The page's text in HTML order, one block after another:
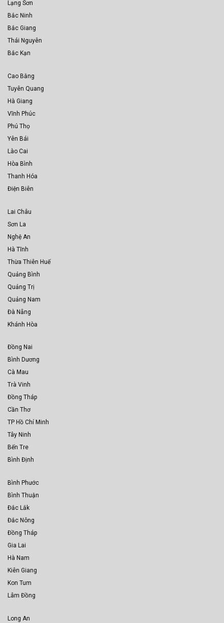
Lạng Sơn
Bắc Ninh
Bắc Giang
Thái Nguyên
Bắc Kạn
Cao Bằng
Tuyên Quang
Hà Giang
Vĩnh Phúc
Phú Thọ
Yên Bái
Lào Cai
Hòa Bình
Thanh Hóa
Điện Biên
Lai Châu
Sơn La
Nghệ An
Hà Tĩnh
Thừa Thiên Huế
Quảng Bình
Quảng Trị
Quảng Nam
Đà Nẵng
Khánh Hòa
Đồng Nai
Bình Dương
Cà Mau
Trà Vinh
Đồng Tháp
Cần Thơ
TP Hồ Chí Minh
Tây Ninh
Bến Tre
Bình Định
Bình Phước
Bình Thuận
Đắc Lắk
Đắc Nông
Đồng Tháp
Gia Lai
Hà Nam
Kiên Giang
Kon Tum
Lâm Đồng
Long An